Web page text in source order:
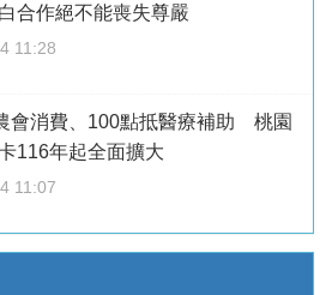
合作絕不能喪失尊嚴
11:28
會消費、100點抵醫療補助 桃園
116年起全面擴大
11:07